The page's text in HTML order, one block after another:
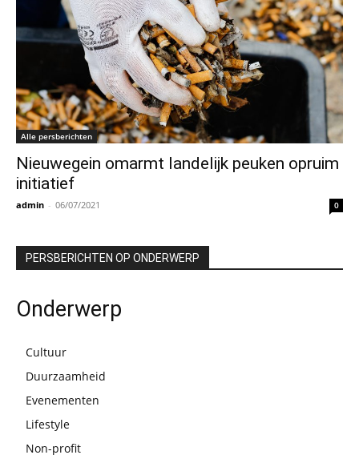
Alle persberichten
Nieuwegein omarmt landelijk peuken opruim
initiatief
admin - 06/07/2021 0
PERSBERICHTEN OP ONDERWERP
Onderwerp
Cultuur
Duurzaamheid
Evenementen
Lifestyle
Non-profit